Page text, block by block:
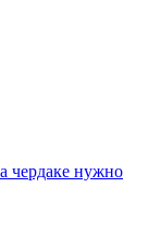
чердаке нужно